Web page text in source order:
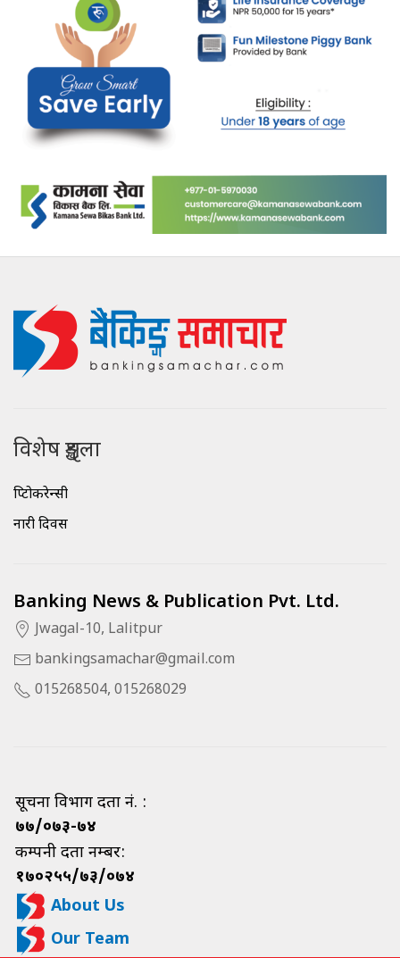
विशेष शृङ्खला
क्रिप्टोकरेन्सी
नारी दिवस
Banking News & Publication Pvt. Ltd.
Jwagal-10, Lalitpur
bankingsamachar@gmail.com
015268504, 015268029
सूचना विभाग दर्ता नं. :
७७/०७३-७४
कम्पनी दर्ता नम्बर:
१७०२५५/७३/०७४
About Us
Our Team